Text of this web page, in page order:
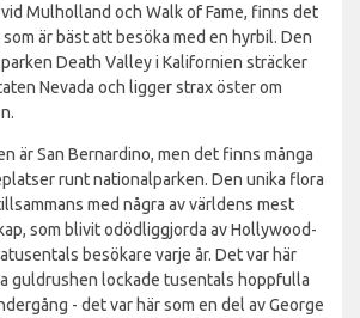
Mulholland och Walk of Fame, finns det
är bäst att besöka med en hyrbil. Den
Death Valley i Kalifornien sträcker
Nevada och ligger strax öster om
är San Bernardino, men det finns många
runt nationalparken. Den unika flora
med några av världens mest
som blivit odödliggjorda av Hollywood-
besökare varje år. Det var här
guldrushen lockade tusentals hoppfulla
- det var här som en del av George